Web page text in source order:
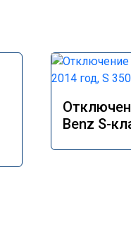
Benz S-